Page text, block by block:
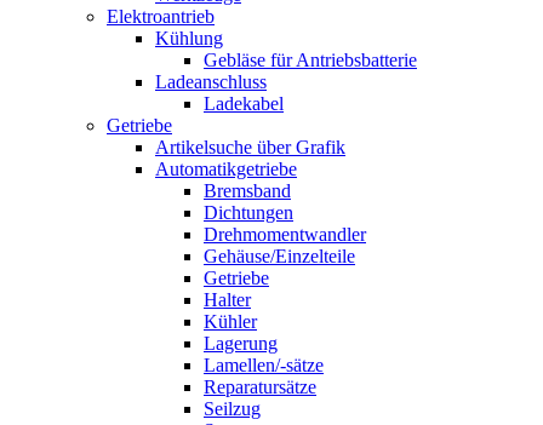
Elektroantrieb
Kühlung
Gebläse für Antriebsbatterie
Ladeanschluss
Ladekabel
Getriebe
Artikelsuche über Grafik
Automatikgetriebe
Bremsband
Dichtungen
Drehmomentwandler
Gehäuse/Einzelteile
Getriebe
Halter
Kühler
Lagerung
Lamellen/-sätze
Reparatursätze
Seilzug